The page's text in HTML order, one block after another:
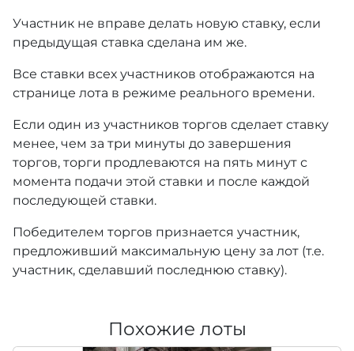
Участник не вправе делать новую ставку, если
предыдущая ставка сделана им же.
Все ставки всех участников отображаются на
странице лота в режиме реального времени.
Если один из участников торгов сделает ставку
менее, чем за три минуты до завершения
торгов, торги продлеваются на пять минут с
момента подачи этой ставки и после каждой
последующей ставки.
Победителем торгов признается участник,
предложивший максимальную цену за лот (т.е.
участник, сделавший последнюю ставку).
Похожие лоты